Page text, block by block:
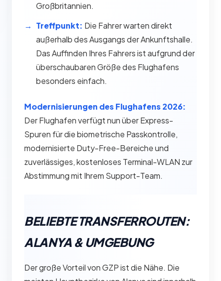
Großbritannien.
Treffpunkt: Die Fahrer warten direkt
außerhalb des Ausgangs der Ankunftshalle.
Das Auffinden Ihres Fahrers ist aufgrund der
überschaubaren Größe des Flughafens
besonders einfach.
Modernisierungen des Flughafens 2026:
Der Flughafen verfügt nun über Express-
Spuren für die biometrische Passkontrolle,
modernisierte Duty-Free-Bereiche und
zuverlässiges, kostenloses Terminal-WLAN zur
Abstimmung mit Ihrem Support-Team.
BELIEBTE TRANSFERROUTEN:
ALANYA & UMGEBUNG
Der große Vorteil von GZP ist die Nähe. Die